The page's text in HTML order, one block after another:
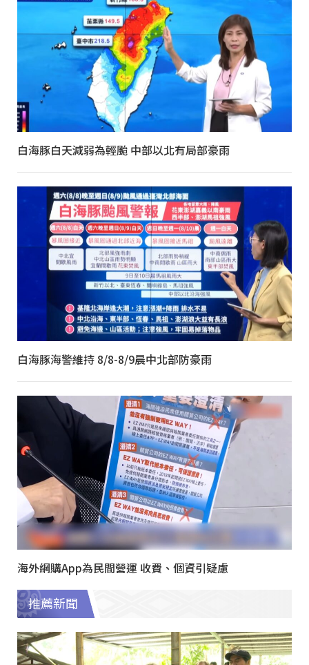
白海豚白天減弱為輕颱 中部以北有局部豪雨
白海豚海警維持 8/8-8/9晨中北部防豪雨
海外網購App為民間營運 收費、個資引疑慮
推薦新聞